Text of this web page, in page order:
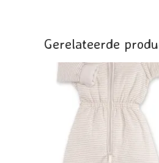
Gerelateerde